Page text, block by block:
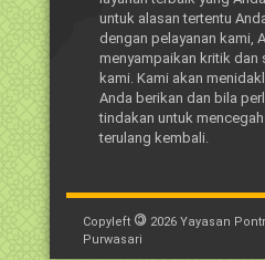
untuk alasan tertentu
dengan pelayanan kami,
menyampaikan kritik dan
kami. Kami akan
Anda berikan dan bila
tindakan untuk
terulang kembali.
Copyleft © 2026 Yayasan
Purwasari